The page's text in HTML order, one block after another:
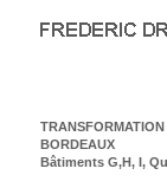
BORDEAUX
Bâtiments G,H, I,